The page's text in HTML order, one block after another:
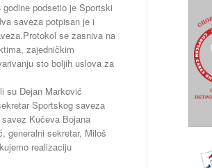
podsetio je Sportski
saveza potpisan je i
se zasniva na
zajedničkim
sto boljih uslova za
su Dejan Marković
Sportskog saveza
Kučeva Bojana
generalni sekretar, Miloš
realizaciju